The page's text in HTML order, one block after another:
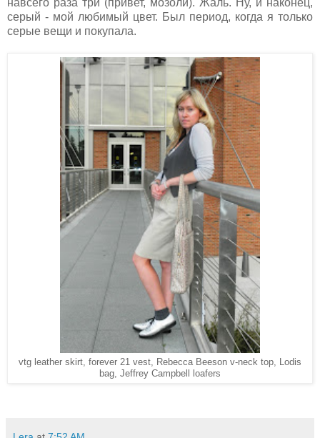
навсего раза три (привет, мозоли). Жаль. Ну, и наконец,
серый - мой любимый цвет. Был период, когда я только
серые вещи и покупала.
vtg leather skirt, forever 21 vest, Rebecca Beeson v-neck top, Lodis
bag, Jeffrey Campbell loafers